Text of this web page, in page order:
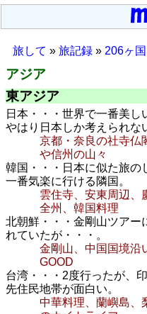
旅して » 旅記録 » 206ヶ
アジア
東アジア
日本・・・世界で一番美
やはり日本しか考えられな
京都・奈良の社寺仏
や信州の山々
韓国・・・日本に似た旅の
一番気楽に行ける隣国。
雲住寺、安東周辺、
全州、韓国料理
北朝鮮・・・金剛山ツアー
れていたが・・・。
金剛山、中国国境沿
GOOD
台湾・・・2度行ったが、
先住民地帯が面白い。
中華料理、蘭嶼島、